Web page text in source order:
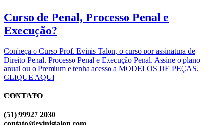
Curso de Penal, Processo Penal e
Execução?
Conheça o Curso Prof. Evinis Talon, o curso por assinatura de
Direito Penal, Processo Penal e Execução Penal. Assine o plano
anual ou o Premium e tenha acesso a MODELOS DE PEÇAS.
CLIQUE AQUI
EVINIS TALON
CONTATO
(51) 99927 2030
contato@evinistalon.com